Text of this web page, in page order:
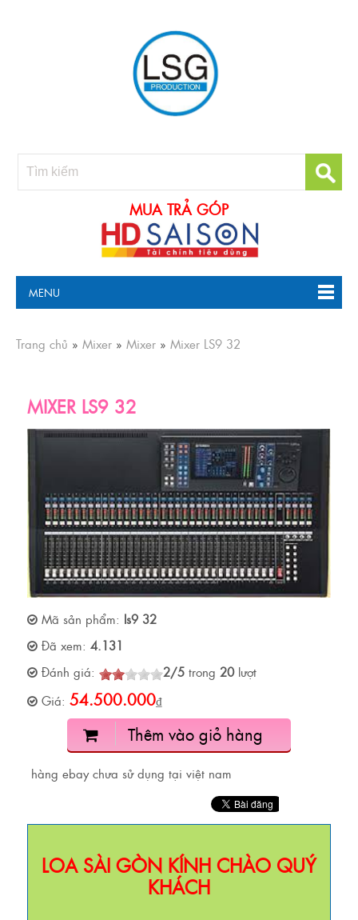
MUA TRẢ GÓP
MENU
Trang chủ » Mixer » Mixer » Mixer LS9 32
MIXER LS9 32
Mã sản phẩm: ls9 32
Đã xem: 4.131
Đánh giá:
2/5 trong 20lượt
Giá: 54.500.000₫
Thêm vào giỏ hàng
hàng ebay chưa sử dụng tại việt nam
LOA SÀI GÒN KÍNH CHÀO QUÝ
KHÁCH